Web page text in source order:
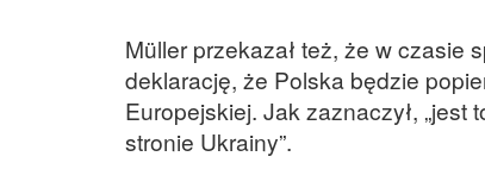
Müller przekazał też, że w czasie
deklarację, że Polska będzie
Europejskiej. Jak zaznaczył,
stronie Ukrainy”.